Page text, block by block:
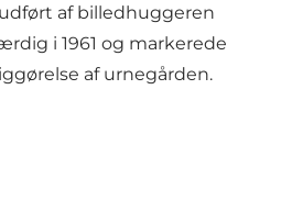
af billedhuggeren
i 1961 og markerede
af urnegården.